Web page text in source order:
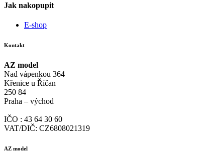
Jak nakopupit
E-shop
Kontakt
AZ model
Nad vápenkou 364
Křenice u Říčan
250 84
Praha – východ
IČO : 43 64 30 60
VAT/DIČ: CZ6808021319
AZ model